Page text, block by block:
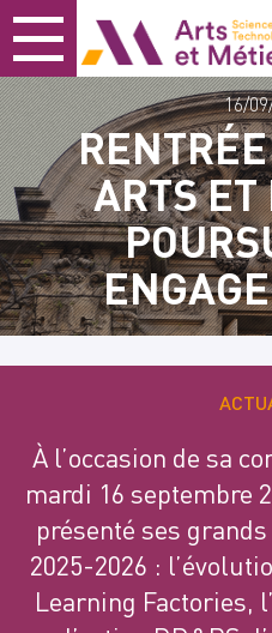
Skip
to
content
Skip
to
main
menu
Skip
to
search
Arts et métiers
ARTS
16/
À l’occasion de sa
mardi 16 septembre
présenté ses
2025-2026 :
Learning Factories,